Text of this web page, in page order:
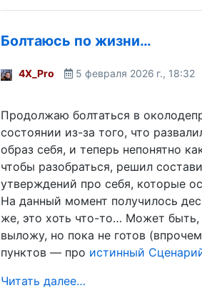
Болтаюсь по жизни…
4X_Pro 5 февраля 2026 г., 18:32
Продолжаю болтаться в
состоянии из-за того, что
образ себя, и теперь непонятно
чтобы разобраться, решил
утверждений про себя, которые
На данный момент получилось
же, это хоть что-то… Может
выложу, но пока не готов
пунктов — про истинный
Читать далее…